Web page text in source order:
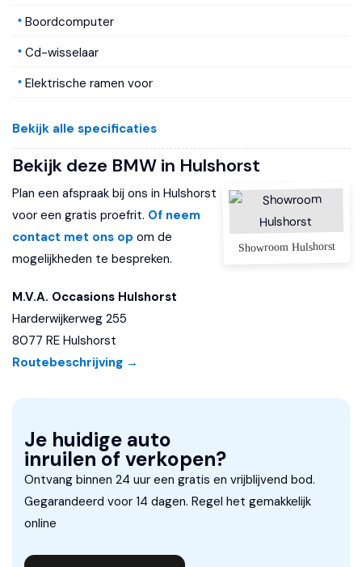
Boordcomputer
Cd-wisselaar
Elektrische ramen voor
Entertainment system
Houtafwerking interieur
Lederen stuurwiel
Multimedia-voorbereiding
Sportstoelen
Stuurwiel multifunctioneel
Verwarmde voorstoelen
"Lichtmetalen velgen 20"""
Bi-xenon koplampen
Buitenspiegels elektrisch verstelbaar
Buitenspiegels verwarmbaar
Centrale deurvergrendeling met afstandsbediening
Bekijk alle specificaties
Bekijk deze BMW in Hulshorst
Plan een afspraak bij ons in Hulshorst
voor een gratis proefrit. Of neem
contact met ons op om de
mogelijkheden te bespreken.
M.V.A. Occasions Hulshorst
Harderwijkerweg 255
8077 RE Hulshorst
Routebeschrijving →
Showroom Hulshorst
Je huidige auto
inruilen of verkopen?
Ontvang binnen 24 uur een gratis en vrijblijvend bod.
Gegarandeerd voor 14 dagen. Regel het gemakkelijk
online